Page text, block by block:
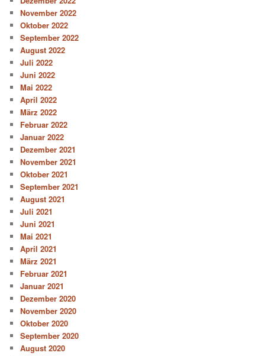
November 2022
Oktober 2022
September 2022
August 2022
Juli 2022
Juni 2022
Mai 2022
April 2022
März 2022
Februar 2022
Januar 2022
Dezember 2021
November 2021
Oktober 2021
September 2021
August 2021
Juli 2021
Juni 2021
Mai 2021
April 2021
März 2021
Februar 2021
Januar 2021
Dezember 2020
November 2020
Oktober 2020
September 2020
August 2020